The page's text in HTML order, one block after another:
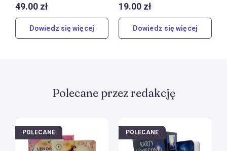
Dowiedz się więcej
49.00 zł
Dowiedz się więcej
19.00 zł
Polecane przez redakcję
POLECANE POLECANE